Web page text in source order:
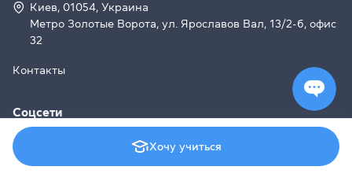
Киев, 01054, Украина
Метро Золотые Ворота, ул. Ярославов Вал, 13/2-б, офис
32
Контакты
Соцсети
Хочу учиться